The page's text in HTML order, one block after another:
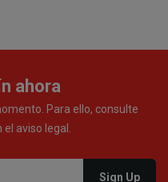
ahora
Para ello, consulte
aviso legal.